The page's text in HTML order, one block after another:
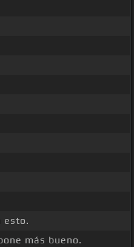
esto.
más bueno.